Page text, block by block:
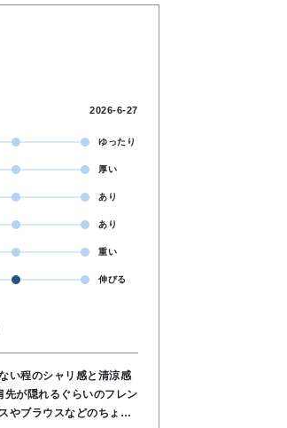
2026-6-27
ゆったり
厚い
あり
あり
重い
伸びる
い程のシャリ感と清涼感
が隠れるぐらいのフレン
やブラウスなどのちょっ